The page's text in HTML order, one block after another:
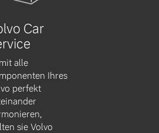
Car
alle
Ihres
perfekt
sie Volvo